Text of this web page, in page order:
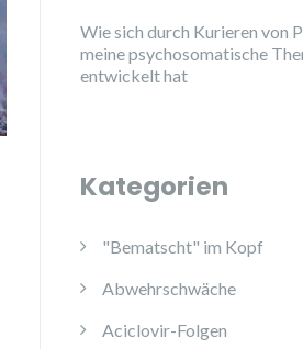
Wie sich durch Kurieren von
meine psychosomatische
entwickelt hat
Kategorien
"Bematscht" im Kopf
Abwehrschwäche
Aciclovir-Folgen